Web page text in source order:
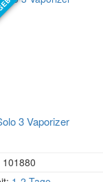
3 Vaporizer